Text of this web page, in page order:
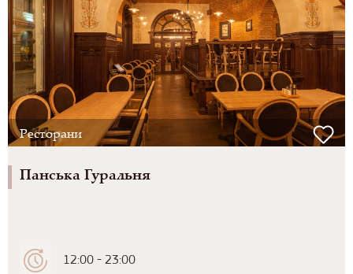
Ресторани
Панська Гуральня
12:00 - 23:00